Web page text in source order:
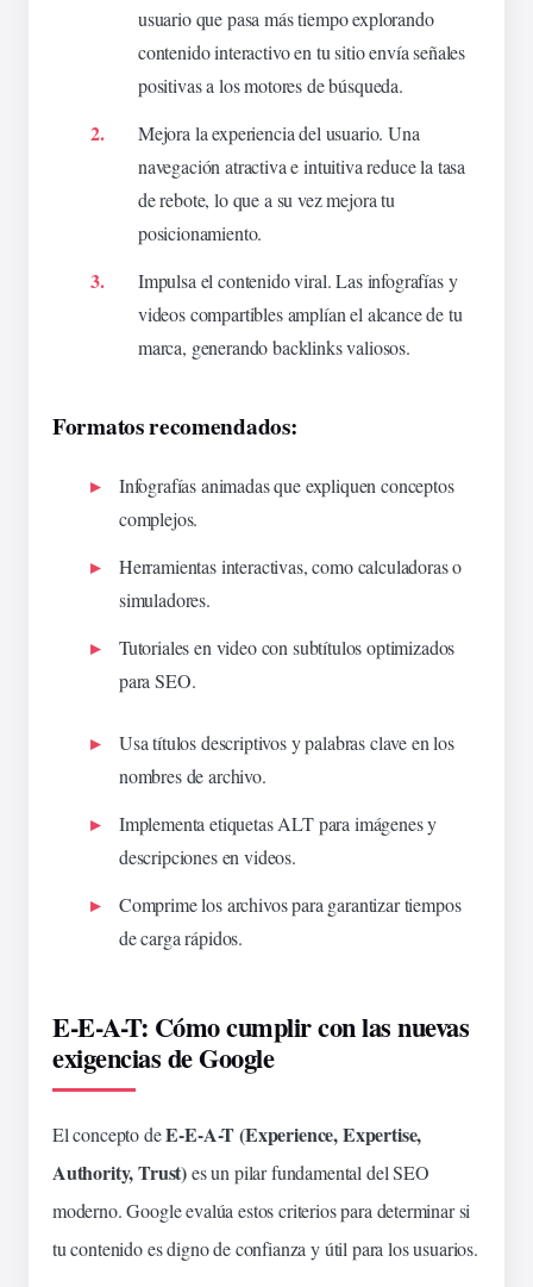
usuario que pasa más tiempo explorando
contenido interactivo en tusitioenvía señales
positivas a los motores de búsqueda.
Mejora laexperienciadel usuario. Una
navegación atractiva e intuitivareduce la tasa
de rebote, lo que a su vezmejoratu
posicionamiento.
Impulsa el contenido viral. Las infografías y
videos compartibles amplían el alcance de tu
marca, generando backlinks valiosos.
Formatos recomendados:
Infografías animadas que expliquen conceptos
complejos.
Herramientas interactivas, como calculadoras o
simuladores.
Tutoriales en video con subtítulos optimizados
para SEO.
Usa títulos descriptivos ypalabras clave enlos
nombres de archivo.
Implementa etiquetas ALT para imágenes y
descripciones en videos.
Comprime los archivos para garantizar tiempos
de carga rápidos.
E-E-A-T: Cómo cumplir con las nuevas
exigencias de Google
El concepto deE-E-A-T (Experience, Expertise,
Authority, Trust)es un pilar fundamental del SEO
moderno. Google evalúa estos criterios para determinar si
tu contenido es digno deconfianzay útil para los usuarios.